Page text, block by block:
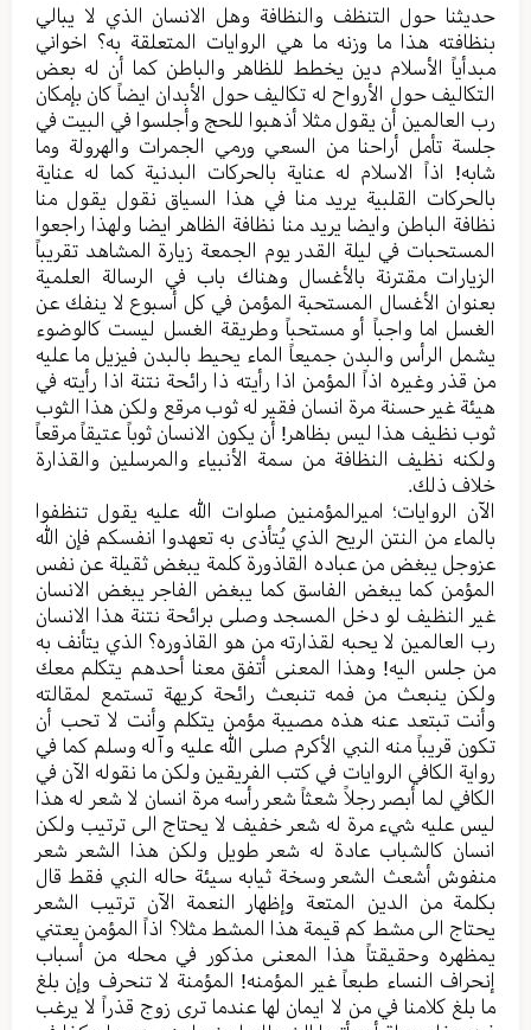
حدیثنا حول التنظف والنظافة وهل الانسان الذي لا یبالي
بنظافته هذا ما وزنه ما هي الروایات المتعلقة به؟ اخواني
مبدأياً الأسلام دین یخطط للظاهر والباطن کما أن له بعض
التکالیف حول الأرواح له تکالیف حول الأبدان ایضاً کان بإمکان
رب العالمین أن یقول مثلا أذهبوا للحج وأجلسوا في البیت في
جلسة تأمل أراحنا من السعي ورمي الجمرات والهرولة وما
شابه! اذاً الاسلام له عنایة بالحرکات البدنیة کما له عنایة
بالحرکات القلبیة یرید منا في هذا السیاق نقول یقول منا
نظافة الباطن وایضا یرید منا نظافة الظاهر ایضا ولهذا راجعوا
المستحبات في لیلة القدر یوم الجمعة زیارة المشاهد تقریباً
الزیارات مقترنة بالأغسال وهناك باب في الرسالة العلمیة
بعنوان الأغسال المستحبة المؤمن في کل أسبوع لا ینفك عن
الغسل اما واجباً أو مستحباً وطریقة الغسل لیست کالوضوء
یشمل الرأس والبدن جمیعاً الماء یحیط بالبدن فیزیل ما علیه
من قذر وغیره اذاً المؤمن اذا رأيته ذا رائحة نتنة اذا رأيته في
هيئة غیر حسنة مرة انسان فقیر له ثوب مرقع ولکن هذا الثوب
ثوب نظیف هذا لیس بظاهر! أن یکون الانسان ثوباً عتیقاً مرقعاً
ولکنه نظیف النظافة من سمة الأنبیاء والمرسلین والقذارة
خلاف ذلك.
الآن الروایات؛ امیرالمؤمنین صلوات الله علیه یقول تنظفوا
بالماء من النتن الریح الذي یُتأذی به تعهدوا انفسکم فإن الله
عزوجل یبغض من عباده القاذورة کلمة یبغض ثقیلة عن نفس
المؤمن کما یبغض الفاسق کما یبغض الفاجر یبغض الانسان
غیر النظیف لو دخل المسجد وصلی برائحة نتنة هذا الانسان
رب العالمین لا یحبه لقذارته من هو القاذوره؟ الذي يتأنف به
من جلس الیه! وهذا المعنی أتفق معنا أحدهم یتکلم معك
ولکن ینبعث من فمه تنبعث رائحة کریهة تستمع لمقالته
وأنت تبتعد عنه هذه مصیبة مؤمن یتکلم وأنت لا تحب أن
تکون قریباً منه النبي الأکرم صلی الله علیه وآله وسلم کما في
روایة الكافي الروایات في کتب الفریقین ولکن ما نقوله الآن في
الکافي لما أبصر رجلاً شعثاً شعر رأسه مرة انسان لا شعر له هذا
لیس علیه شيء مرة له شعر خفیف لا یحتاج الی ترتیب ولکن
انسان کالشباب عادة له شعر طویل ولکن هذا الشعر شعر
منفوش أشعث الشعر وسخة ثیابه سیئة حاله النبي فقط قال
بکلمة من الدین المتعة وإظهار النعمة الآن ترتیب الشعر
یحتاج الی مشط کم قیمة هذا المشط مثلا؟ اذاً المؤمن يعتني
یمظهره وحقیقتاً هذا المعنی مذکور في محله من أسباب
إنحراف النساء طبعاً غیر المؤمنه! المؤمنة لا تنحرف وإن بلغ
ما بلغ کلامنا في من لا ایمان لها عندما تری زوج قذراً لا یرغب